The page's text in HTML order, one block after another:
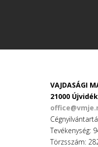
VAJDASÁGI
21000
Tevékenység:
Törzsszám: